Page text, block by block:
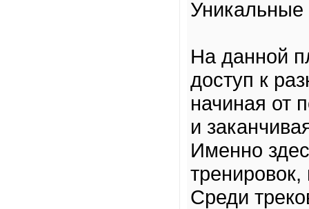
На данной
доступ к
начиная от
и
Именно
Среди